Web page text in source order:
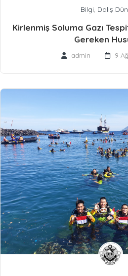
Bilgi, Dalış
Kirlenmiş Soluma Gazı
Gereken
admin 9